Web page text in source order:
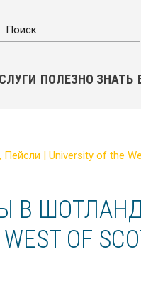
ПОЛЕЗНО ЗНАТЬ
| University of the
В
OF